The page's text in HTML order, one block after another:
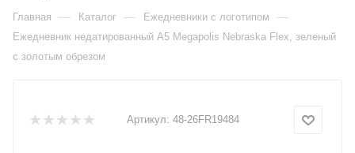
Главная — Каталог — Ежедневники c логотипом —
Ежедневник недатированный А5 Megapolis Nebraska Flex, зеленый
с золотым обрезом
Артикул: 48-26FR19484